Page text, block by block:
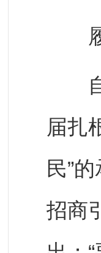
履
自
届扎
民”
招商